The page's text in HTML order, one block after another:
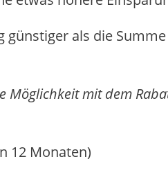
günstiger als die
Möglichkeit mit dem
12 Monaten)